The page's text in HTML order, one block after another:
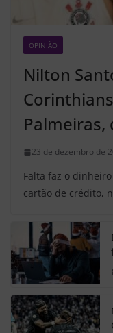
OPINIÃO
Nilton
Palmeiras,
23 de dezembro de
Falta faz o
cartão de crédito,